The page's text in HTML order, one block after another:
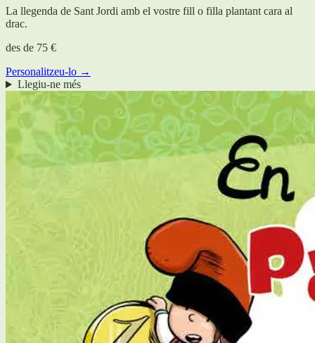
La llegenda de Sant Jordi amb el vostre fill o filla plantant cara al
drac.
des de 75 €
Personalitzeu-lo →
Llegiu-ne més